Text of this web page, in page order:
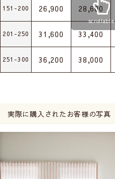
151-200 26,900 28,600
201-250 31,600 33,400
251-300 36,200 38,000
scrollable
実際に購入されたお客様の写真